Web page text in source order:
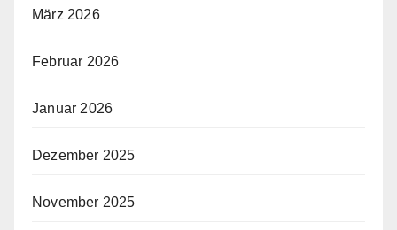
März 2026
Februar 2026
Januar 2026
Dezember 2025
November 2025